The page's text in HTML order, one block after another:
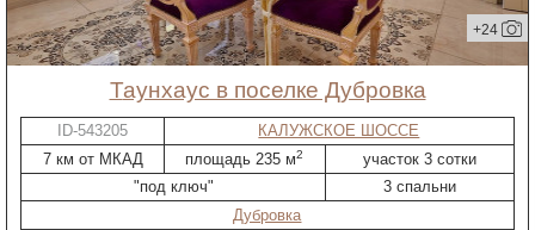
+24
таунхаус в поселке Дубровка
ID-543205
КАЛУЖСКОЕ ШОССЕ
7 км от МКАД
площадь 235 м2
участок 3 сотки
"под ключ"
3 спальни
Дубровка